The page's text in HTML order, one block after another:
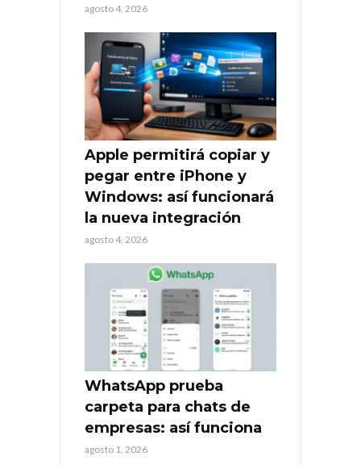
agosto 4, 2026
Apple permitirá copiar y
pegar entre iPhone y
Windows: así funcionará
la nueva integración
agosto 4, 2026
WhatsApp prueba
carpeta para chats de
empresas: así funciona
agosto 1, 2026